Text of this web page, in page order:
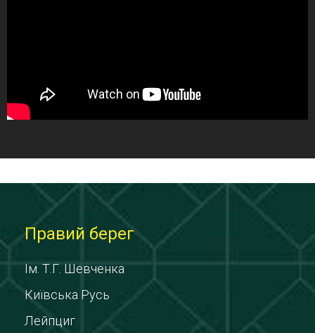
Правий берег
Ім. Т.Г. Шевченка
Київська Русь
Лейпциг